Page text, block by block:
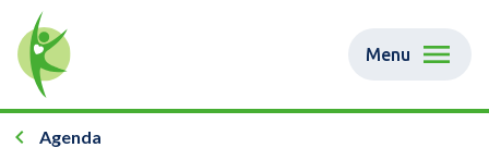
Menu
Agenda